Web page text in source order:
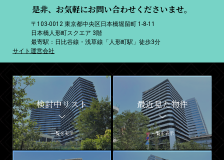
是非、お気軽にお問い合わせくださいませ。
〒103-0012 東京都中央区日本橋堀留町 1-8-11
日本橋人形町スクエア 3階
最寄駅：日比谷線・浅草線「人形町駅」徒歩3分
サイト運営会社
検討中リスト
一覧を表示
最近見た物件
一覧を表示